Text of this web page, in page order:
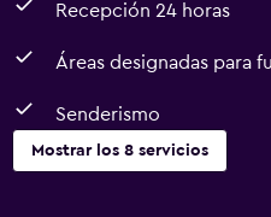
Recepción 24 horas
Áreas designadas para
Senderismo
Mostrar los 8 servicios